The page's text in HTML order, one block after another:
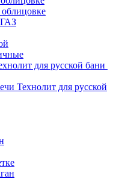
для русской бани
Технолит для русской